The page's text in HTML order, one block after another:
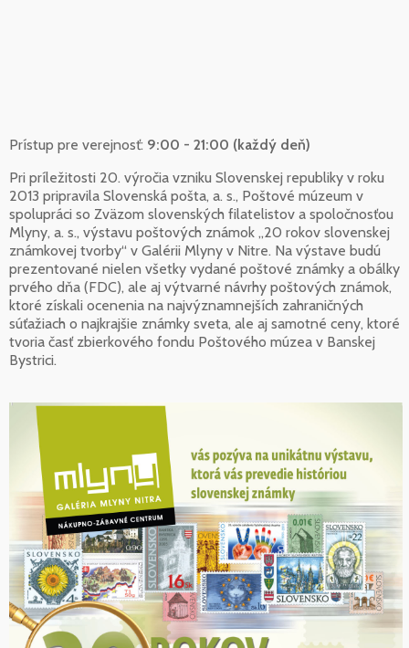
Prístup pre verejnosť: 9:00 - 21:00 (každý deň)
Pri príležitosti 20. výročia vzniku Slovenskej republiky v roku
2013 pripravila Slovenská pošta, a. s., Poštové múzeum v
spolupráci so Zväzom slovenských filatelistov a spoločnosťou
Mlyny, a. s., výstavu poštových známok „20 rokov slovenskej
známkovej tvorby“ v Galérii Mlyny v Nitre. Na výstave budú
prezentované nielen všetky vydané poštové známky a obálky
prvého dňa (FDC), ale aj výtvarné návrhy poštových známok,
ktoré získali ocenenia na najvýznamnejších zahraničných
súťažiach o najkrajšie známky sveta, ale aj samotné ceny, ktoré
tvoria časť zbierkového fondu Poštového múzea v Banskej
Bystrici.